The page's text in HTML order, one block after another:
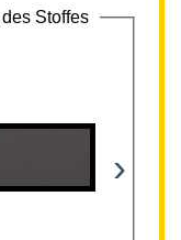
Stoffes
›